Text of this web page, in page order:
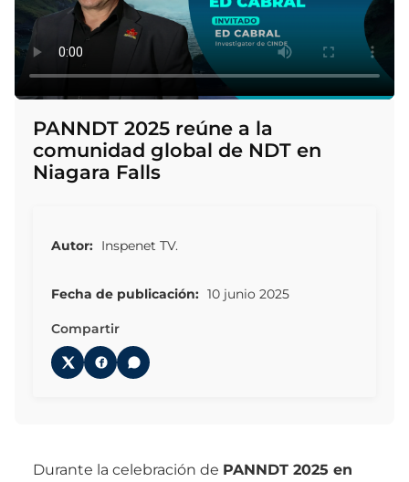
PANNDT 2025 reúne a la
comunidad global de NDT en
Niagara Falls
Autor: Inspenet TV.
Fecha de publicación: 10 junio 2025
Compartir
Durante la celebración de PANNDT 2025 en